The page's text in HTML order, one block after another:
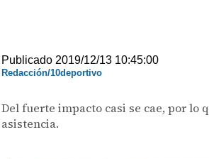
Publicado 2019/12/13 10:45:00
Redacción/10deportivo
Del fuerte impacto casi se cae, por lo
asistencia.